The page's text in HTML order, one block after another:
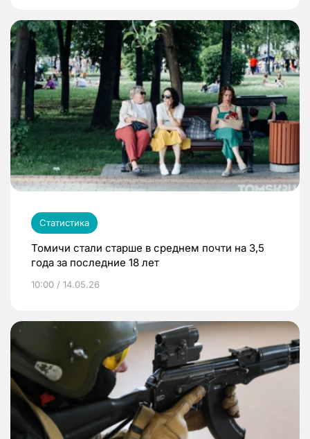
Статистика
Томичи стали старше в среднем почти на 3,5
года за последние 18 лет
10:00 / 14.05.26